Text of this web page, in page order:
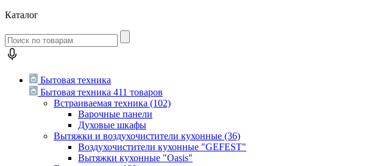
Каталог
Бытовая техника
Бытовая техника 411 товаров
Встраиваемая техника (102)
Варочные панели
Духовые шкафы
Вытяжки и воздухочистители кухонные (36)
Воздухочистители кухонные "GEFEST"
Вытяжки кухонные "Oasis"